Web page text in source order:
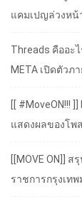
แคมเปญล่วงห
Threads คืออะ
META เปิดตัวภ
[[
แสดงผลของโพ
[[MOVE ON]]
ราชการกรุงเท